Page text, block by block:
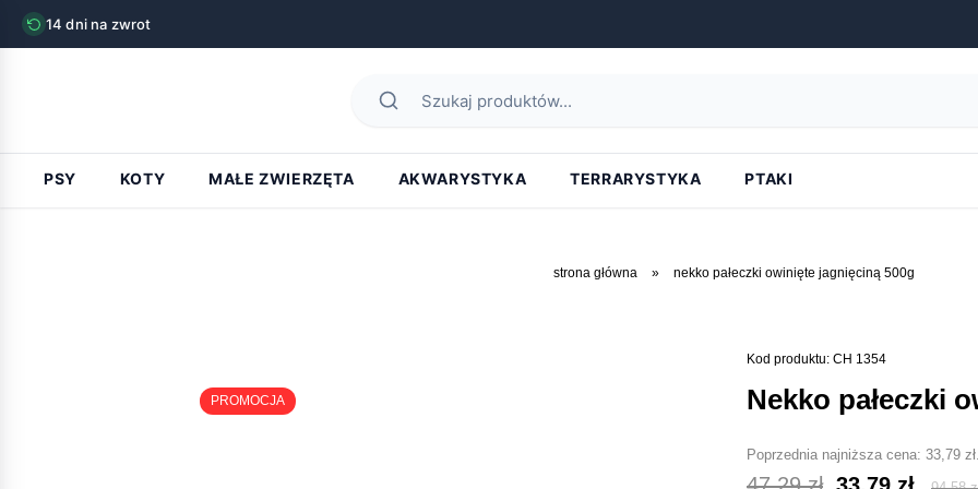
14 dni na zwrot
PSY KOTY MAŁE ZWIERZĘTA AKWARYSTYKA TERRARYSTYKA PTAKI
strona główna » nekko pałeczki owinięte jagnięciną 500g
PROMOCJA
Kod produktu: CH 1354
nekko pałeczki
Poprzednia najniższa cena: 33,79 zł.
Pierwotna